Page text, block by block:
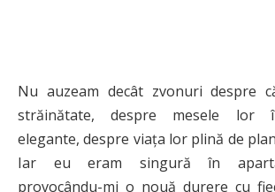
Nu auzeam decât zvonuri despre
străinătate, despre mesele lor
elegante, despre viața lor plină de
Iar eu eram singură în
provocându-mi o nouă durere cu